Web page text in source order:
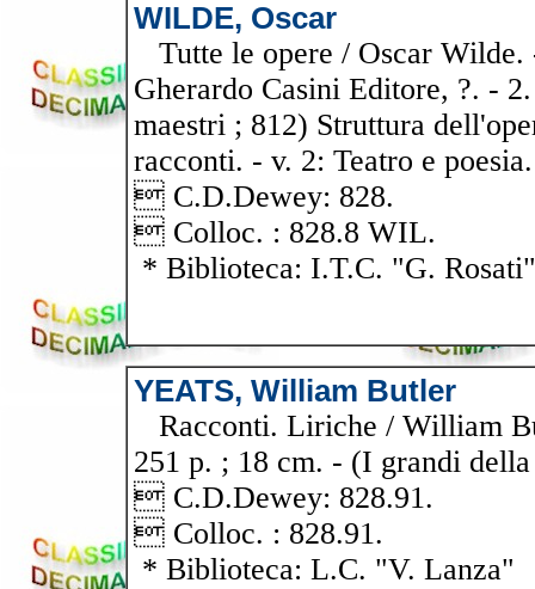
WILDE, Oscar
Tutte le opere / Oscar
Gherardo Casini Editore, ?. -
maestri ; 812) Struttura
racconti. - v. 2: Teatro e poesia.
 C.D.Dewey: 828.
 Colloc. : 828.8 WIL.
* Biblioteca: I.T.C. "G. Rosati"
YEATS, William Butler
Racconti. Liriche / William
251 p. ; 18 cm. - (I grandi
 C.D.Dewey: 828.91.
 Colloc. : 828.91.
* Biblioteca: L.C. "V. Lanza"